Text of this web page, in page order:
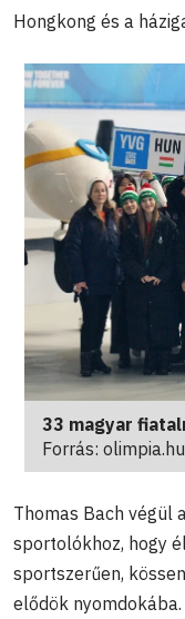
Hongkong és a
33 magyar
Forrás: olimpia.hu
Thomas Bach végül
sportolókhoz, hogy
sportszerűen,
elődök